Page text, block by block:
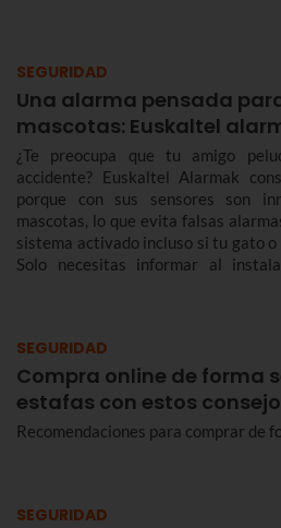
SEGURIDAD
Una alarma pensada
mascotas: Euskaltel
¿Te preocupa que tu amigo
accidente? Euskaltel Alarmak
porque con sus sensores son
mascotas, lo que evita falsas
sistema activado incluso si tu gato
Solo necesitas informar al
SEGURIDAD
Compra online de forma
estafas con estos
Recomendaciones para comprar de
SEGURIDAD